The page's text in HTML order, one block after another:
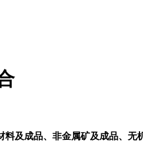
成品、非金属矿及成品、无